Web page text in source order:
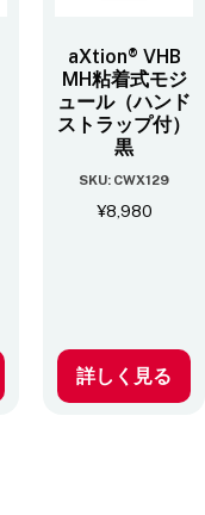
aXtion® VHB
MH粘着式モジ
ュール（ハンド
ストラップ付）
黒
SKU: CWX129
¥8,980
詳しく見る